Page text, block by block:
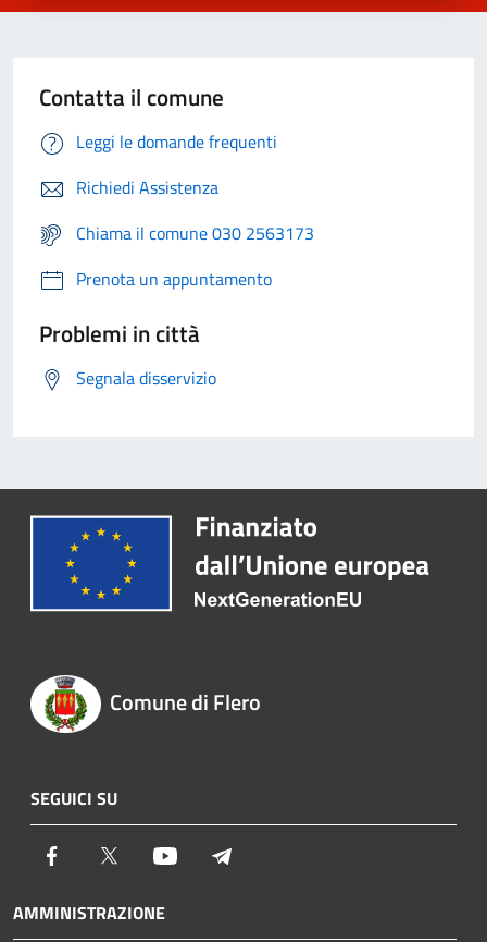
Contatta il comune
Leggi le domande frequenti
Richiedi Assistenza
Chiama il comune 030 2563173
Prenota un appuntamento
Problemi in città
Segnala disservizio
Comune di Flero
SEGUICI SU
Facebook Twitter Youtube
AMMINISTRAZIONE